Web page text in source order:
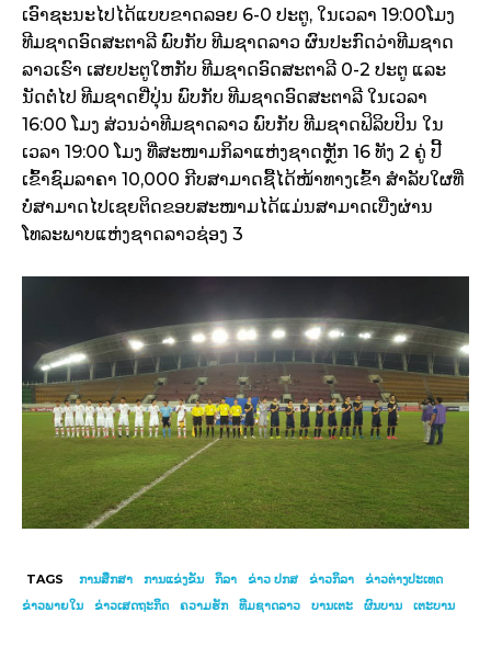
ເອົາຊະນະໄປໄດ້ແບບຂາດລອຍ 6-0 ປະຕູ, ໃນເວລາ 19:00​ໂມງ
ທີມຊາດອົດສະຕາລີ ພົບກັບ ທີມຊາດລາວ ຜົນປະກົດວ່າທີມຊາດ
ລາວເຮົາ ເສຍປະຕູໃຫກັບ ທີມຊາດອົດສະຕາລີ 0-2 ປະຕູ ແລະ
ນັດຕໍ່ໄປ ທີມຊາດຢີ່ປຸ່ນ ພົບກັບ ທີມຊາດອົດສະຕາລີ ໃນເວລາ
16:00 ໂມງ ສ່ວນວ່າທີມຊາດລາວ ພົບກັບ ທີມຊາດຟິລິບປິນ ໃນ
ເວລາ 19:00 ໂມງ ທີ່ສະໜາມກິລາແຫ່ງຊາດຫຼັກ 16 ທັງ 2 ຄູ່ ປີ້
ເຂົ້າຊົມລາຄາ 10,000 ກີບສາມາດຊື້ໄດ້ໜ້າທາງເຂົ້າ ສຳລັບໃຜທີ່
ບໍ່ສາມາດໄປເຊຍຕິດຂອບສະໜາມໄດ້ແມ່ນສາມາດເບີ່ງຜ່ານ
ໂທລະພາບແຫ່ງຊາດລາວຊ່ອງ 3​
TAGS ການສຶກສາ ການແຂ່ງຂັນ ກິລາ ຂ່າວ ປກສ ຂ່າວກິລາ
ຂ່າວຕ່າງປະເທດ
ຂ່າວພາຍໃນ
ຂ່າວເສດຖະກິດ ຄວາມຮັກ ທີມຊາດລາວ ບານເຕະ ຜົນບານ ເຕະບານ